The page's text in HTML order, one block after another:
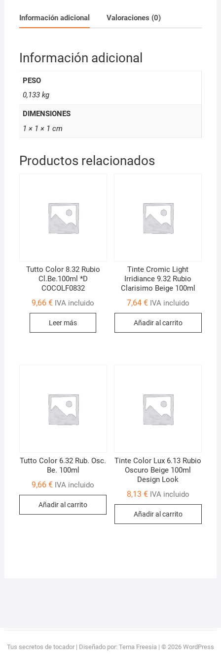
100ml
cantidad
Información adicional Valoraciones (0)
Información adicional
PESO
0,133 kg
DIMENSIONES
1 × 1 × 1 cm
Productos relacionados
Tutto Color 8.32 Rubio
Cl.Be.100ml *D
COCOLF0832
9,66€ IVA incluido
Leer más
Tinte Cromic Light
Irridiance 9.32 Rubio
Clarisimo Beige 100ml
7,64 € IVA incluido
Añadir al carrito
Tutto Color 6.32 Rub. Osc.
Be. 100ml
9,66€ IVA incluido
Añadir al carrito
Tinte Color Lux 6.13 Rubio
Oscuro Beige 100ml
Design Look
8,13 € IVA incluido
Añadir al carrito
Tus secretos de tocador| Diseñado por: Tema Freesia| © 2026 WordPress